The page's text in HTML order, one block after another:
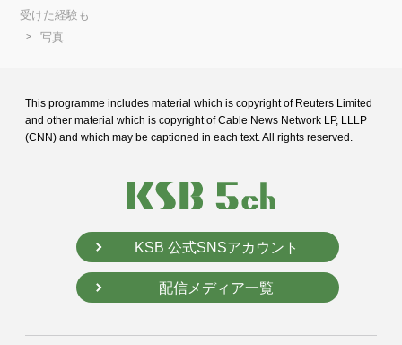
受けた経験も
写真
This programme includes material which is copyright of Reuters Limited
and other material which is copyright of Cable News Network LP, LLLP
(CNN) and which may be captioned in each text. All rights reserved.
KSB 公式SNSアカウント
配信メディア一覧